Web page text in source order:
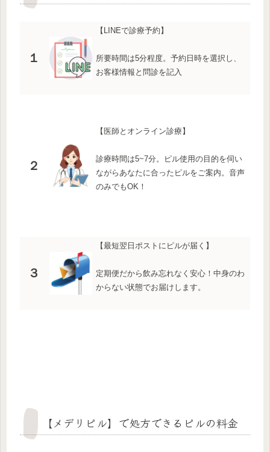
１
【LINEで診療予約】
所要時間は5分程度。予約日時を選択し、
お客様情報と問診を記入
２
【医師とオンライン診療】
診療時間は5~7分。ピル使用の目的を伺い
ながらあなたに合ったピルをご案内。音声
のみでもOK！
３
【最短翌日ポストにピルが届く】
定期便だから飲み忘れなく安心！中身のわ
からない状態でお届けします。
【メデリピル】で処方できるピルの料金